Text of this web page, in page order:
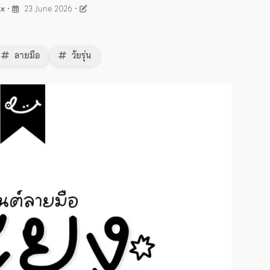
• 23 June 2026 •
ลายมือ วัยรุ่น